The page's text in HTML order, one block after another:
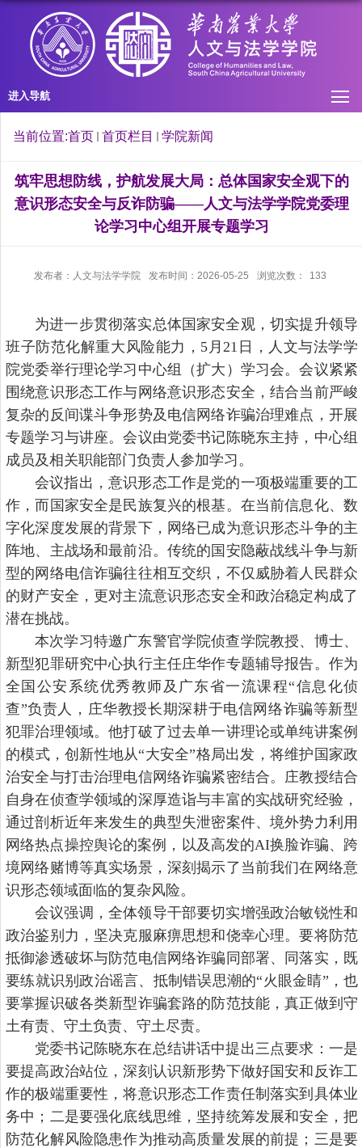
进入导航
当前位置:首页 首页栏目 学院新闻
筑牢思想防线，护航发展大局：总体国家安全观下的
意识形态安全与反诈防骗——人文与法学学院党委理
论学习中心组开展专题学习
发布者：人文与法学学院 发布时间：2026-05-25 浏览次数： 133
为进一步贯彻落实总体国家安全观，切实提升领导
班子防范化解重大风险能力，5月21日，人文与法学学
院党委举行理论学习中心组（扩大）学习会。会议紧紧
围绕意识形态工作与网络意识形态安全，结合当前严峻
复杂的反间谍斗争形势及电信网络诈骗治理难点，开展
专题学习与讲座。会议由党委书记陈晓东主持，中心组
成员及相关职能部门负责人参加学习。
会议指出，意识形态工作是党的一项极端重要的工
作，而国家安全是民族复兴的根基。在当前信息化、数
字化深度发展的背景下，网络已成为意识形态斗争的主
阵地、主战场和最前沿。传统的国安隐蔽战线斗争与新
型的网络电信诈骗往往相互交织，不仅威胁着人民群众
的财产安全，更对主流意识形态安全和政治稳定构成了
潜在挑战。
本次学习特邀广东警官学院侦查学院教授、博士、
新型犯罪研究中心执行主任庄华作专题辅导报告。作为
全国公安系统优秀教师及广东省一流课程“信息化侦
查”负责人，庄华教授长期深耕于电信网络诈骗等新型
犯罪治理领域。他打破了过去单一讲理论或单纯讲案例
的模式，创新性地从“大安全”格局出发，将维护国家政
治安全与打击治理电信网络诈骗紧密结合。庄教授结合
自身在侦查学领域的深厚造诣与丰富的实战研究经验，
通过剖析近年来发生的典型失泄密案件、境外势力利用
网络热点操控舆论的案例，以及高发的AI换脸诈骗、跨
境网络赌博等真实场景，深刻揭示了当前我们在网络意
识形态领域面临的复杂风险。
会议强调，全体领导干部要切实增强政治敏锐性和
政治鉴别力，坚决克服麻痹思想和侥幸心理。要将防范
抵御渗透破坏与防范电信网络诈骗同部署、同落实，既
要练就识别政治谣言、抵制错误思潮的“火眼金睛”，也
要掌握识破各类新型诈骗套路的防范技能，真正做到守
土有责、守土负责、守土尽责。
党委书记陈晓东在总结讲话中提出三点要求：一是
要提高政治站位，深刻认识新形势下做好国安和反诈工
作的极端重要性，将意识形态工作责任制落实到具体业
务中；二是要强化底线思维，坚持统筹发展和安全，把
防范化解风险隐患作为推动高质量发展的前提；三是要